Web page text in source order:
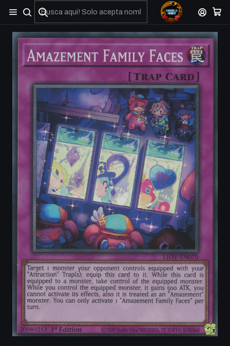
No olviden reportar sus depositos y transferencias por Whatsapp